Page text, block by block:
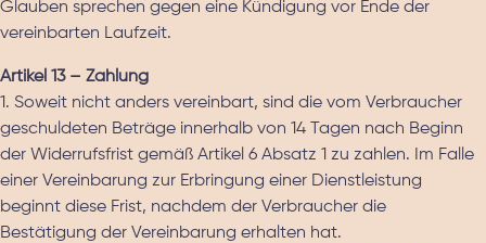
Glauben sprechen gegen eine Kündigung vor Ende der
vereinbarten Laufzeit.
Artikel 13 – Zahlung
1. Soweit nicht anders vereinbart, sind die vom Verbraucher
geschuldeten Beträge innerhalb von 14 Tagen nach Beginn
der Widerrufsfrist gemäß Artikel 6 Absatz 1 zu zahlen. Im Falle
einer Vereinbarung zur Erbringung einer Dienstleistung
beginnt diese Frist, nachdem der Verbraucher die
Bestätigung der Vereinbarung erhalten hat.